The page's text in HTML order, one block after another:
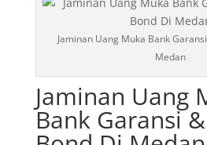
Jaminan Uang Muka Bank
Medan
Jaminan Uang
Bank Garansi